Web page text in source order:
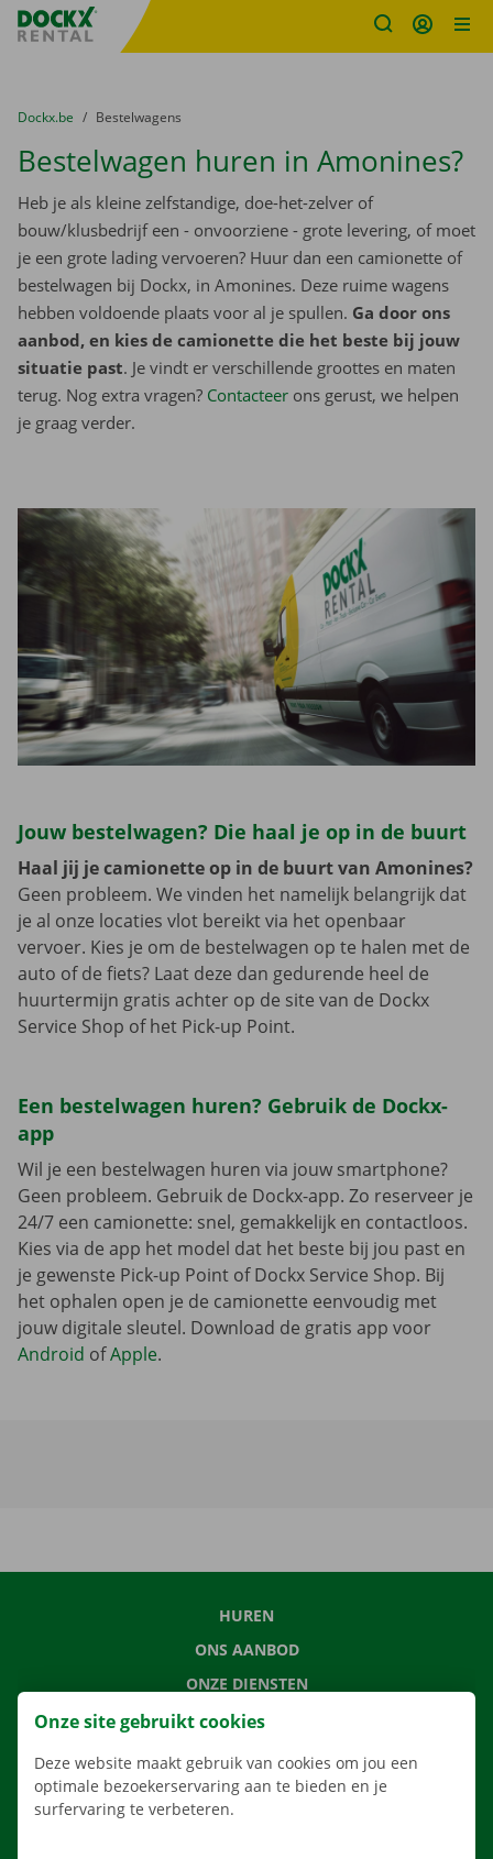
Fratello DEMO
U bevindt zich hier:
van
Dockx.be naar
Bestelwagens
Bestelwagen huren in Amonines?
Heb je als kleine zelfstandige, doe-het-zelver of
bouw/klusbedrijf een - onvoorziene - grote levering, of moet
je een grote lading vervoeren? Huur dan een camionette of
bestelwagen bij Dockx, in Amonines. Deze ruime wagens
hebben voldoende plaats voor al je spullen. Ga door ons
aanbod, en kies de camionette die het beste bij jouw
situatie past. Je vindt er verschillende groottes en maten
terug. Nog extra vragen? Contacteer ons gerust, we helpen
je graag verder.
Jouw bestelwagen? Die haal je op in de buurt
Haal jij je camionette op in de buurt van Amonines?
Geen probleem. We vinden het namelijk belangrijk dat
je al onze locaties vlot bereikt via het openbaar
vervoer. Kies je om de bestelwagen op te halen met de
auto of de fiets? Laat deze dan gedurende heel de
huurtermijn gratis achter op de site van de Dockx
Service Shop of het Pick-up Point.
Een bestelwagen huren? Gebruik de Dockx-
app
Wil je een bestelwagen huren via jouw smartphone?
Geen probleem. Gebruik de Dockx-app. Zo reserveer je
24/7 een camionette: snel, gemakkelijk en contactloos.
Kies via de app het model dat het beste bij jou past en
je gewenste Pick-up Point of Dockx Service Shop. Bij
het ophalen open je de camionette eenvoudig met
jouw digitale sleutel. Download de gratis app voor
Android ofApple.
HUREN
ONS AANBOD
ONZE DIENSTEN
LOCATIES
APP
VERHUISOPLOSSINGEN
Onze site gebruikt cookies
Deze website maakt gebruik van cookies om jou een
optimale bezoekerservaring aan te bieden en je
surfervaring te verbeteren.